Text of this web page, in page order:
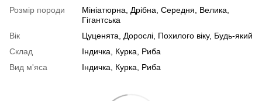
Розмір породи
Мініатюрна, Дрібна, Середня, Велика,
Гігантська
Вік
Цуценята, Дорослі, Похилого віку, Будь-який
Склад
Індичка, Курка, Риба
Вид м'яса
Індичка, Курка, Риба